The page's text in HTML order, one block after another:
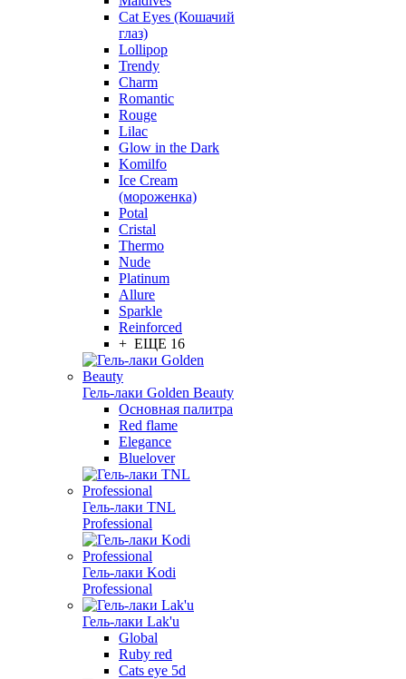
Cat Eyes (Кошачий
глаз)
Lollipop
Trendy
Charm
Romantic
Rouge
Lilac
Glow in the Dark
Komilfo
Ice Cream
(мороженка)
Potal
Cristal
Thermo
Nude
Platinum
Allure
Sparkle
Reinforced
+ ЕЩЕ 16
Гель-лаки Golden Beauty
Основная палитра
Red flame
Elegance
Bluelover
Гель-лаки TNL
Professional
Гель-лаки Kodi
Professional
Гель-лаки Lak'u
Global
Ruby red
Cats eye 5d